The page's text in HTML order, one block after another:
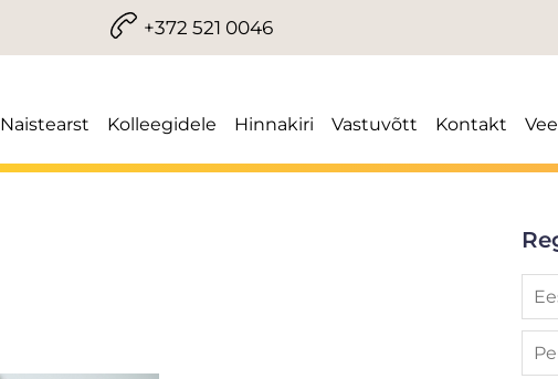
+372 521 0046
Naistearst Kolleegidele Hinnakiri Vastuvõtt Kontakt